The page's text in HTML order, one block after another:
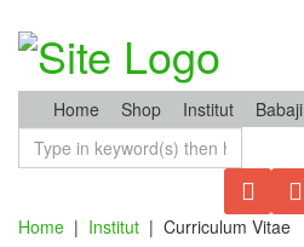
Home Shop Institut Babaji
Home | Institut | Curriculum Vitae